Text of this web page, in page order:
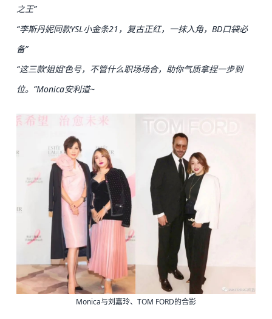
之王”
“李斯丹妮同款YSL小金条21，复古正红，一抹入角，BD口袋必
备”
“这三款‘姐姐’色号，不管什么职场场合，助你气质拿捏一步到
位。”Monica安利道~
Monica与刘嘉玲、TOM FORD的合影